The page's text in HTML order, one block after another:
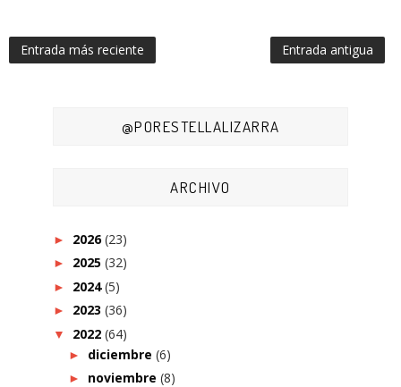
Entrada más reciente Entrada antigua
@PORESTELLALIZARRA
ARCHIVO
► 2026(23)
► 2025 (32)
► 2024(5)
► 2023 (36)
▼ 2022 (64)
► diciembre (6)
► noviembre (8)